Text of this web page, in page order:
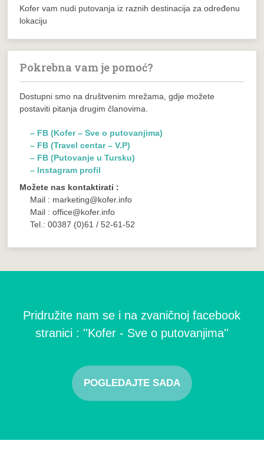
Kofer vam nudi putovanja iz raznih destinacija za određenu
lokaciju
Pokrebna vam je pomoć?
Dostupni smo na društvenim mrežama, gdje možete
postaviti pitanja drugim članovima.
– FB (Kofer – Sve o putovanjima)
– FB (Travel centar – V.P)
– FB (Putovanje u Tursku)
– Instagram profil
Možete nas kontaktirati :
Mail : marketing@kofer.info
Mail : office@kofer.info
Tel.: 00387 (0)61 / 52-61-52
Pridružite nam se i na zvaničnoj facebook
stranici : ''Kofer - Sve o putovanjima''
POGLEDAJTE SADA